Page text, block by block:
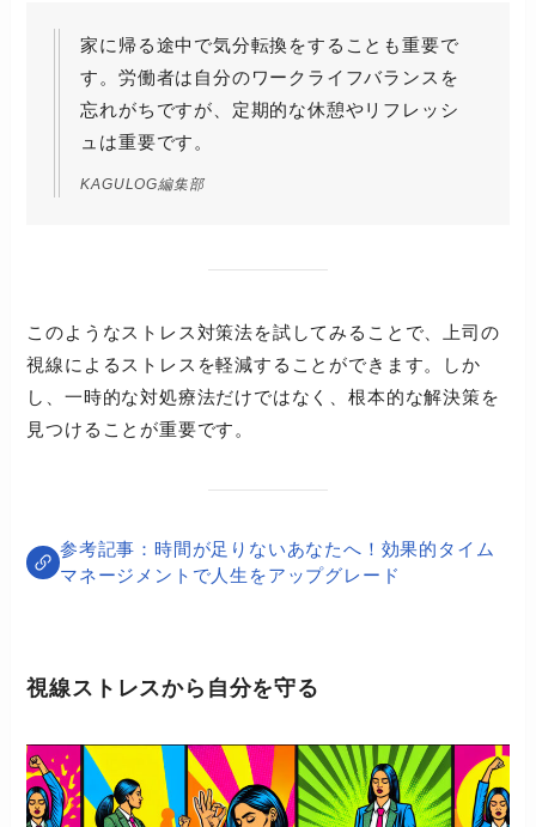
家に帰る途中で気分転換をすることも重要で
す。労働者は自分のワークライフバランスを
忘れがちですが、定期的な休憩やリフレッシ
ュは重要です。
KAGULOG編集部
このようなストレス対策法を試してみることで、上司の
視線によるストレスを軽減することができます。しか
し、一時的な対処療法だけではなく、根本的な解決策を
見つけることが重要です。
時間が足りないあなたへ！効果的タイム
マネージメントで人生をアップグレード
視線ストレスから自分を守る